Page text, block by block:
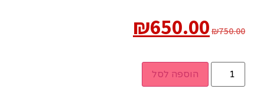
₪750.00
₪650.00
הוספה לסל